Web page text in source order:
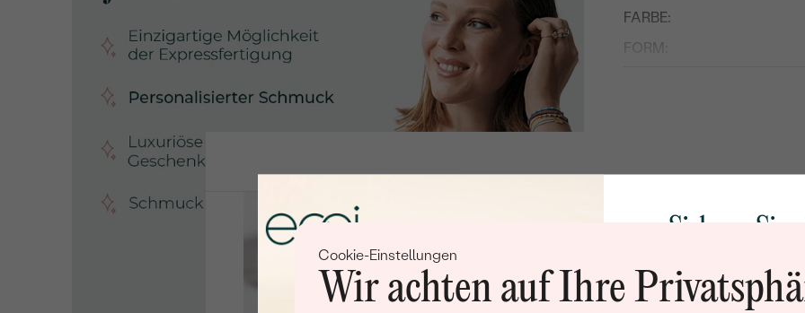
Cookie-Einstellungen
Wir achten auf Ihre
FARBE:
FORM:
ABMESSUNGEN:
FARBE:
HERKUNFT:
Sichern Sie
Rabatt auf